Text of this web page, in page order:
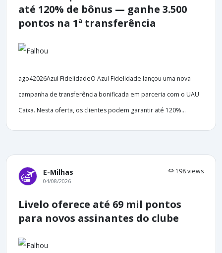
até 120% de bônus — ganhe 3.500
pontos na 1ª transferência
ago42026Azul FidelidadeO Azul Fidelidade lançou uma nova
campanha de transferência bonificada em parceria com o UAU
Caixa. Nesta oferta, os clientes podem garantir até 120%...
E-Milhas 198 views
04/08/2026
Livelo oferece até 69 mil pontos
para novos assinantes do clube